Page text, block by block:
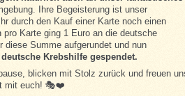
Ihre Begeisterung ist unser
durch den Kauf einer Karte noch einen
Karte ging 1 Euro an die deutsche
diese Summe aufgerundet und nun
Krebshilfe gespendet.
blicken mit Stolz zurück und freuen
mit euch! 🎭❤️